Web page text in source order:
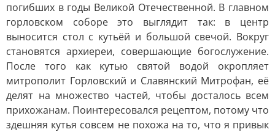
погибших в годы Великой Отечественной. В главном
горловском соборе это выглядит так: в центр
выносится стол с кутьёй и большой свечой. Вокруг
становятся архиереи, совершающие богослужение.
После того как кутью святой водой окропляет
митрополит Горловский и Славянский Митрофан, её
делят на множество частей, чтобы досталось всем
прихожанам. Поинтересовался рецептом, потому что
здешняя кутья совсем не похожа на то, что я привык